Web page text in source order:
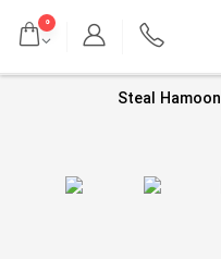
۰
Steal Hamoon